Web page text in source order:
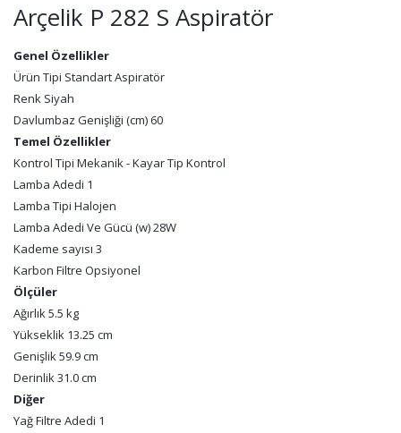
Arçelik P 282 S Aspiratör
Genel Özellikler
Ürün Tipi Standart Aspiratör
Renk Siyah
Davlumbaz Genişliği (cm) 60
Temel Özellikler
Kontrol Tipi Mekanik - Kayar Tip Kontrol
Lamba Adedi 1
Lamba Tipi Halojen
Lamba Adedi Ve Gücü (w) 28W
Kademe sayısı 3
Karbon Filtre Opsiyonel
Ölçüler
Ağırlık 5.5 kg
Yükseklik 13.25 cm
Genişlik 59.9 cm
Derinlik 31.0 cm
Diğer
Yağ Filtre Adedi 1